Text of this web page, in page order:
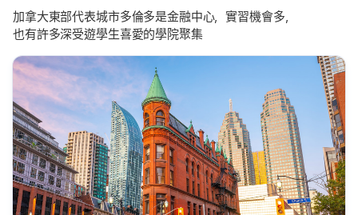
加拿大東部代表城市多倫多是金融中心，實習機會多，
也有許多深受遊學生喜愛的學院聚集